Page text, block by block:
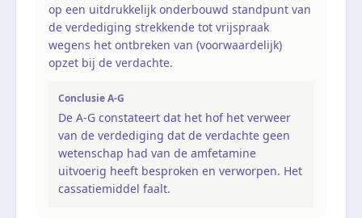
op een uitdrukkelijk onderbouwd standpunt van
de verdediging strekkende tot vrijspraak
wegens het ontbreken van (voorwaardelijk)
opzet bij de verdachte.
Conclusie A-G
De A-G constateert dat het hof het verweer
van de verdediging dat de verdachte geen
wetenschap had van de amfetamine
uitvoerig heeft besproken en verworpen. Het
cassatiemiddel faalt.